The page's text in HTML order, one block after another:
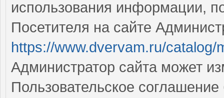
использования информации,
Посетителя на сайте
https://www.dvervam.ru/
Администратор сайта может
Пользовательское